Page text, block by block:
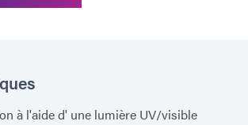
à l'aide d' une lumière UV/visible